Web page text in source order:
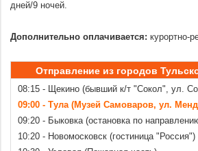
дней/9 ночей.
Дополнительно оплачивается: курортно-
Отправление из городов
08:15 - Щекино (бывший к/т "Сокол", ул.
09:00 - Тула (Музей Самоваров, ул.
09:20 - Быковка (остановка по
10:20 - Новомосковск (гостиница "Россия")